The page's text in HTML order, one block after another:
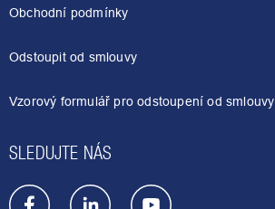
Obchodní podmínky
Odstoupit od smlouvy
Vzorový formulář pro odstoupení od smlouvy
SLEDUJTE NÁS